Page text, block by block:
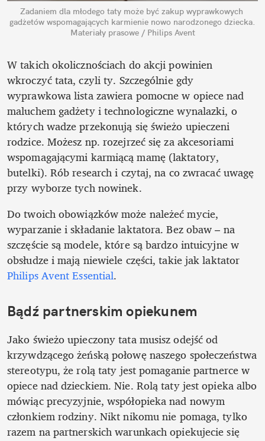
Zadaniem dla młodego taty może być zakup wyprawkowych
gadżetów wspomagających karmienie nowo narodzonego dziecka.
Materiały prasowe / Philips Avent
W takich okolicznościach do akcji powinien
wkroczyć tata, czyli ty. Szczególnie gdy
wyprawkowa lista zawiera pomocne w opiece nad
maluchem gadżety i technologiczne wynalazki, o
których wadze przekonują się świeżo upieczeni
rodzice. Możesz np. rozejrzeć się za akcesoriami
wspomagającymi karmiącą mamę (laktatory,
butelki). Rób research i czytaj, na co zwracać uwagę
przy wyborze tych nowinek.
Do twoich obowiązków może należeć mycie,
wyparzanie i składanie laktatora. Bez obaw – na
szczęście są modele, które są bardzo intuicyjne w
Philips Avent Essential.
Bądź partnerskim opiekunem
Jako świeżo upieczony tata musisz odejść od
krzywdzącego żeńską połowę naszego społeczeństwa
stereotypu, że rolą taty jest pomaganie partnerce w
opiece nad dzieckiem. Nie. Rolą taty jest opieka albo
mówiąc precyzyjnie, współopieka nad nowym
członkiem rodziny. Nikt nikomu nie pomaga, tylko
razem na partnerskich warunkach opiekujecie się